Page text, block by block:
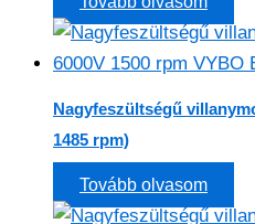
Nagyfeszültségű
1485 rpm)
Tovább olvasom